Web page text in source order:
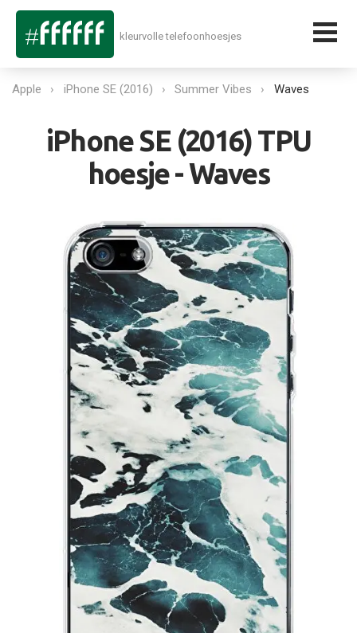
kleurvolle telefoonhoesjes
Apple iPhone SE (2016) Summer Vibes Waves
iPhone SE (2016) TPU
hoesje - Waves